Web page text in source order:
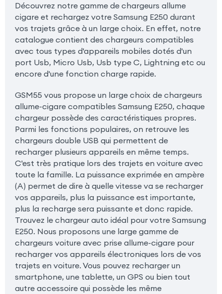
Découvrez notre gamme de chargeurs allume
cigare et rechargez votre Samsung E250 durant
vos trajets grâce à un large choix. En effet, notre
catalogue contient des chargeurs compatibles
avec tous types d'appareils mobiles dotés d'un
port Usb, Micro Usb, Usb type C, Lightning etc ou
encore d'une fonction charge rapide.
GSM55 vous propose un large choix de chargeurs
allume-cigare compatibles Samsung E250, chaque
chargeur possède des caractéristiques propres.
Parmi les fonctions populaires, on retrouve les
chargeurs double USB qui permettent de
recharger plusieurs appareils en même temps.
C'est très pratique lors des trajets en voiture avec
toute la famille. La puissance exprimée en ampère
(A) permet de dire à quelle vitesse va se recharger
vos appareils, plus la puissance est importante,
plus la recharge sera puissante et donc rapide.
Trouvez le chargeur auto idéal pour votre Samsung
E250. Nous proposons une large gamme de
chargeurs voiture avec prise allume-cigare pour
recharger vos appareils électroniques lors de vos
trajets en voiture. Vous pouvez recharger un
smartphone, une tablette, un GPS ou bien tout
autre accessoire qui possède les même